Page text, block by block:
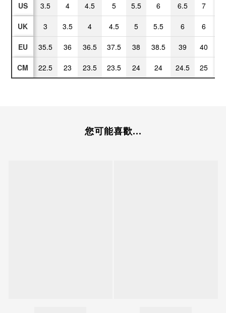
US 3.5 4 4.5 5 5.5 6 6.5 7
UK 3 3.5 4 4.5 5 5.5 6 6
EU 35.5 36 36.5 37.5 38 38.5 39 40
CM 22.5 23 23.5 23.5 24 24 24.5 25
您可能喜歡...